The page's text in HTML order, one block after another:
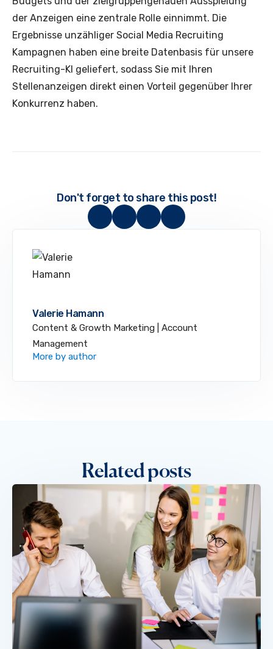
der Anzeigen eine zentrale Rolle einnimmt. Die
Ergebnisse unzähliger Social Media Recruiting
Kampagnen haben eine breite Datenbasis für unsere
Recruiting-KI geliefert, sodass Sie mit Ihren
Stellenanzeigen direkt einen Vorteil gegenüber Ihrer
Konkurrenz haben.
Don't forget to share this post!
Valerie Hamann
Content & Growth Marketing | Account
Management
More by author
Related posts